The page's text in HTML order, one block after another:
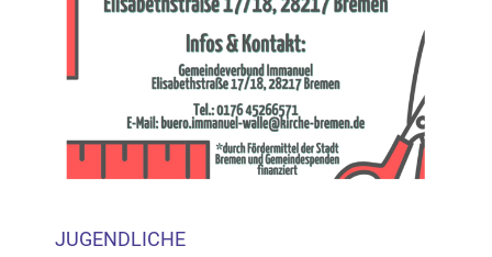
JUGENDLICHE